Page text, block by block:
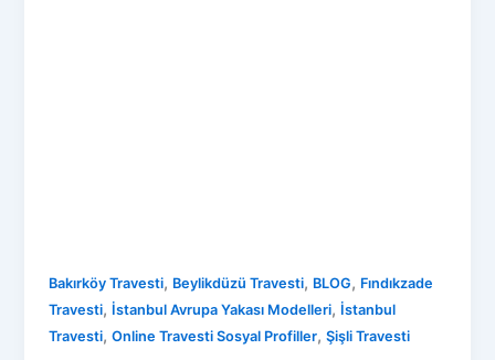
Bakırköy Travesti, Beylikdüzü Travesti, BLOG, Fındıkzade
Travesti, İstanbul Avrupa Yakası Modelleri, İstanbul
Travesti,Online Travesti Sosyal Profiller,Şişli Travesti